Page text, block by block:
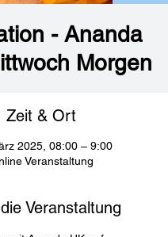
- Ananda
Morgen
Zeit & Ort
2025, 08:00 – 9:00
Veranstaltung
Veranstaltung